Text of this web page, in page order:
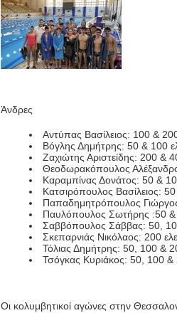
Άνδρες
Αντύπας Βασίλειος: 100 &
Βόγλης Δημήτρης: 50 & 100
Ζαχιώτης Αριστείδης: 200 &
Θεοδωρακόπουλος
Καραμπίνας Δονάτος: 50 &
Κατσιρόπουλος Βασίλειος:
Παπαδημητρόπουλος
Παυλόπουλος Σωτήρης :50 &
Σαββόπουλος Σάββας: 50,
Σκεπαρνιάς Νικόλαος: 200
Τόλιας Δημήτρης: 50, 100 &
Τσόγκας Κυριάκος: 50, 100 &
Οι κολυμβητικοί αγώνες στην